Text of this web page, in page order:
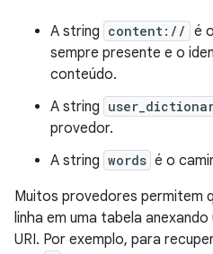
A string content:// é o
sempre presente e o
conteúdo.
A string
provedor.
A string words é o
Muitos provedores permitem
linha em uma tabela
URI. Por exemplo, para